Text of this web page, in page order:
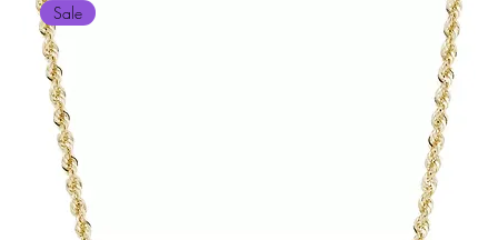
Sale